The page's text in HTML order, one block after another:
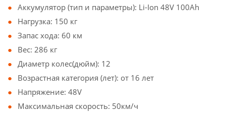
Аккумулятор (тип и параметры): Li-Ion 48V 100Ah
Нагрузка: 150 кг
Запас хода: 60 км
Вес: 286 кг
Диаметр колес(дюйм): 12
Возрастная категория (лет): от 16 лет
Напряжение: 48V
Максимальная скорость: 50км/ч